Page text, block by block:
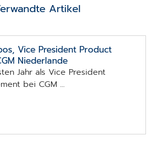
Artikel
Vice President Product
Niederlande
Jahr als Vice President
bei CGM ...